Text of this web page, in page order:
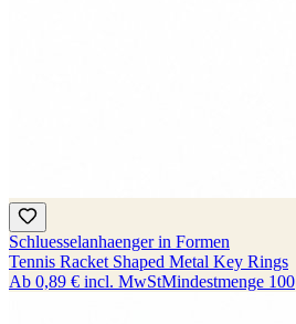
Schluesselanhaenger in Formen
Tennis Racket Shaped Metal Key Rings
Ab 0,89 € incl. MwStMindestmenge 100